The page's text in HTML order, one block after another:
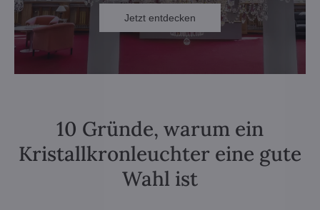
Jetzt entdecken
10 Gründe, warum ein
Kristallkronleuchter eine gute
Wahl ist